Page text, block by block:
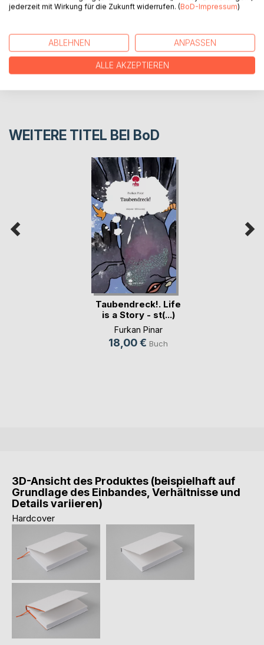
REZENSIONEN
WEITERE TITEL BEI BoD
Taubendreck!. Life
is a Story - st(...)
Furkan Pinar
18,00 € Buch
3D-Ansicht des Produktes (beispielhaft auf
Grundlage des Einbandes, Verhältnisse und
Details variieren)
Hardcover
jederzeit mit Wirkung für die Zukunft widerrufen. (BoD-Impressum)
ABLEHNEN ANPASSEN
ALLE AKZEPTIEREN